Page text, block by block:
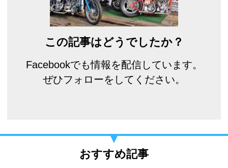
この記事はどうでしたか？
Facebookでも情報を配信しています。
ぜひフォローをしてください。
おすすめ記事